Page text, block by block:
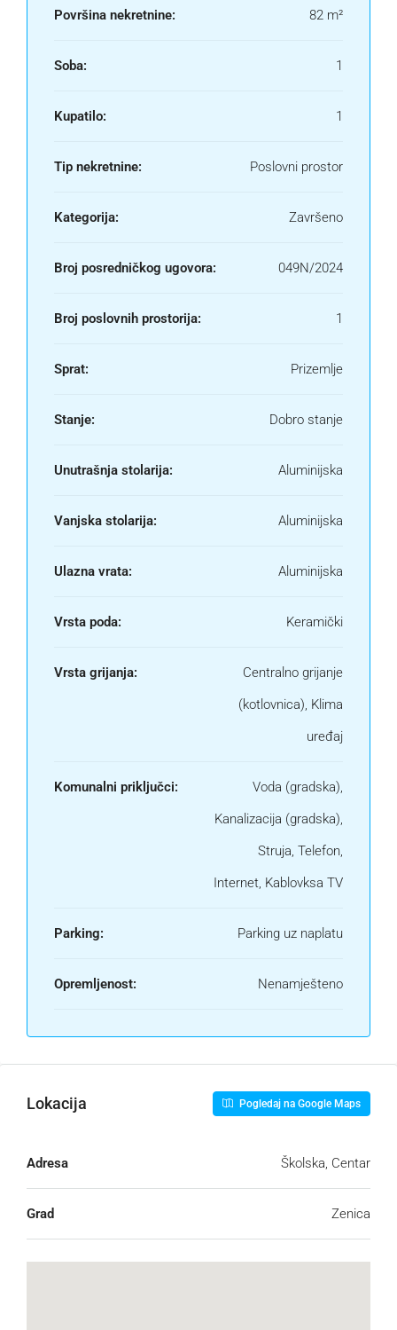
Površina nekretnine: 82 m²
Soba: 1
Kupatilo: 1
Tip nekretnine: Poslovni prostor
Kategorija: Završeno
Broj posredničkog ugovora: 049N/2024
Broj poslovnih prostorija: 1
Sprat: Prizemlje
Stanje: Dobro stanje
Unutrašnja stolarija: Aluminijska
Vanjska stolarija: Aluminijska
Ulazna vrata: Aluminijska
Vrsta poda: Keramički
Vrsta grijanja:
Centralno grijanje
(kotlovnica), Klima
uređaj
Komunalni priključci:
Voda (gradska),
Kanalizacija (gradska),
Struja, Telefon,
Internet, Kablovksa TV
Parking: Parking uz naplatu
Opremljenost: Nenamješteno
Lokacija Pogledaj na Google Maps
Adresa Školska, Centar
Grad Zenica